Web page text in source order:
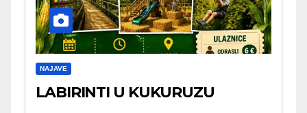
NAJAVE
LABIRINTI U KUKURUZU